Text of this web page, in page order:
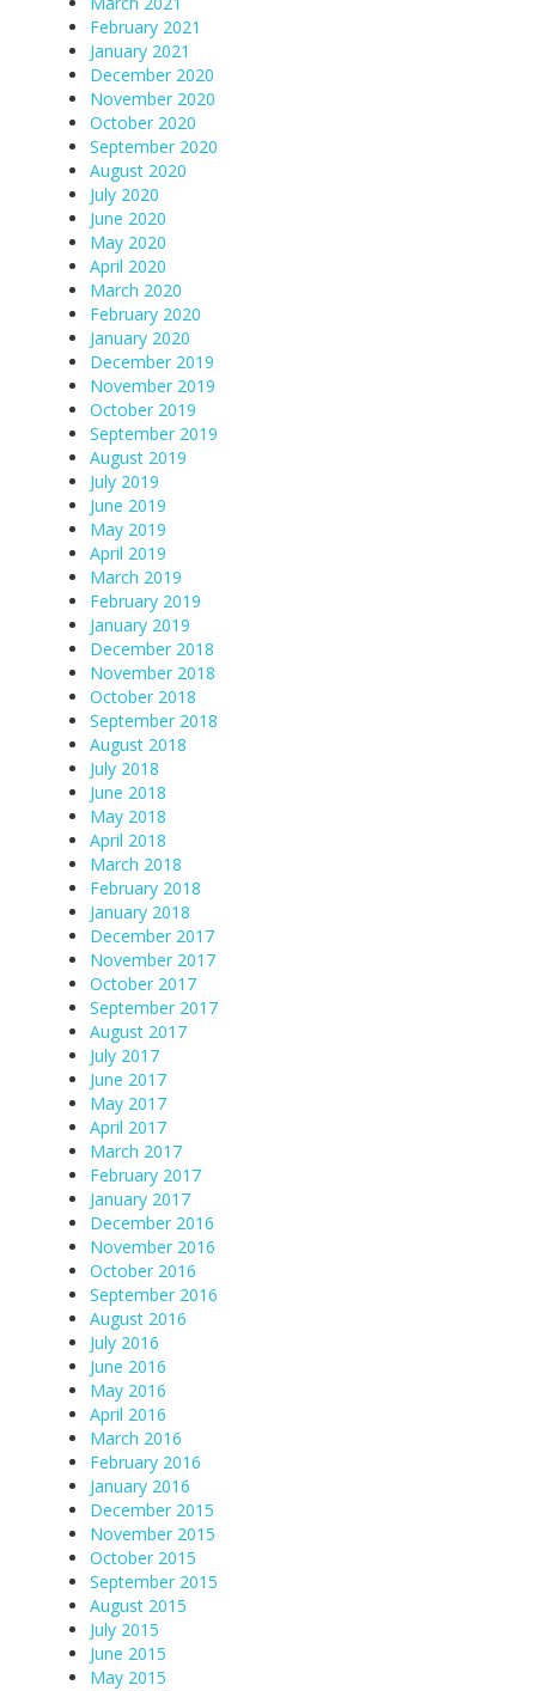
February 2021
January 2021
December 2020
November 2020
October 2020
September 2020
August 2020
July 2020
June 2020
May 2020
April 2020
March 2020
February 2020
January 2020
December 2019
November 2019
October 2019
September 2019
August 2019
July 2019
June 2019
May 2019
April 2019
March 2019
February 2019
January 2019
December 2018
November 2018
October 2018
September 2018
August 2018
July 2018
June 2018
May 2018
April 2018
March 2018
February 2018
January 2018
December 2017
November 2017
October 2017
September 2017
August 2017
July 2017
June 2017
May 2017
April 2017
March 2017
February 2017
January 2017
December 2016
November 2016
October 2016
September 2016
August 2016
July 2016
June 2016
May 2016
April 2016
March 2016
February 2016
January 2016
December 2015
November 2015
October 2015
September 2015
August 2015
July 2015
June 2015
May 2015